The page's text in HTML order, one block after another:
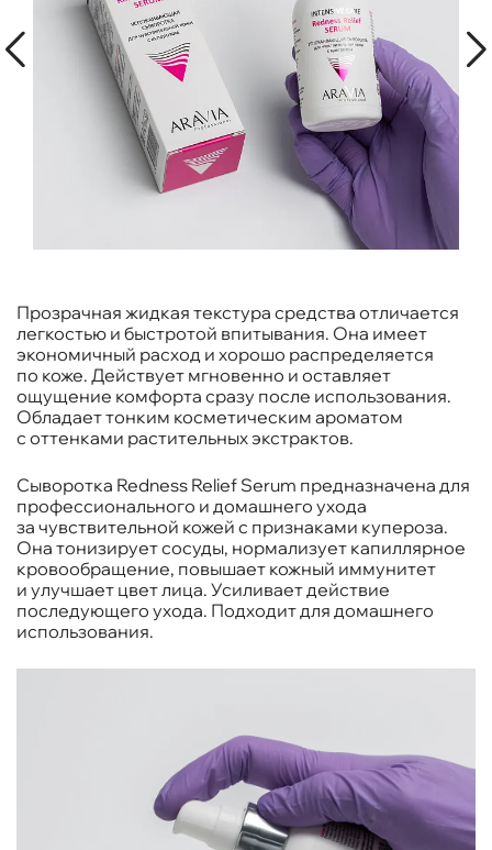
Прозрачная жидкая текстура средства отличается
легкостью и быстротой впитывания. Она имеет
экономичный расход и хорошо распределяется
по коже. Действует мгновенно и оставляет
ощущение комфорта сразу после использования.
Обладает тонким косметическим ароматом
с оттенками растительных экстрактов.
Сыворотка Redness Relief Serum предназначена для
профессионального и домашнего ухода
за чувствительной кожей с признаками купероза.
Она тонизирует сосуды, нормализует капиллярное
кровообращение, повышает кожный иммунитет
и улучшает цвет лица. Усиливает действие
последующего ухода. Подходит для домашнего
использования.